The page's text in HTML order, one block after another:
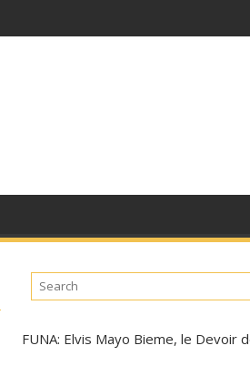
FUNA: Elvis Mayo Bieme, le Devoir